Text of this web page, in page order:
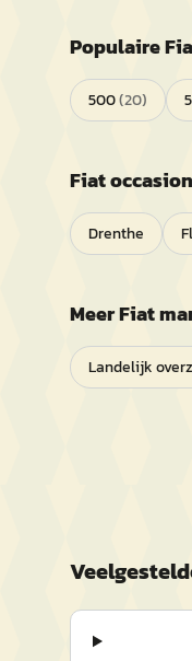
Populaire
500(20)
Fiat
Drenthe
MeerFiat
Landelijk